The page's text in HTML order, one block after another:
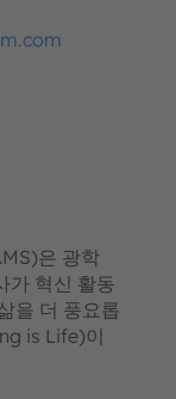
은 광학
가 혁신 활동
을 더 풍요롭
is Life)이